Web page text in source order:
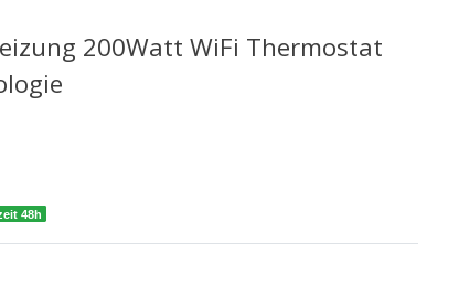
200Watt WiFi Thermostat
48h